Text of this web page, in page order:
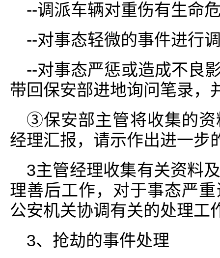
--调派车辆对重伤有生命
--对事态轻微的事件进行
--对事态严惩或造成不良
带回保安部进地询问笔录，
③保安部主管将收集的资
经理汇报，请示作出进一步
3主管经理收集有关资料
理善后工作，对于事态严
公安机关协调有关的处理工
3、抢劫的事件处理